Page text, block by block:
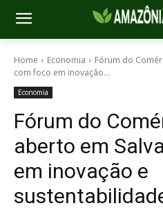
Home Economia
Fórum do
com foco em inovação...
Economia
Fórum do
aberto em
em inovação e